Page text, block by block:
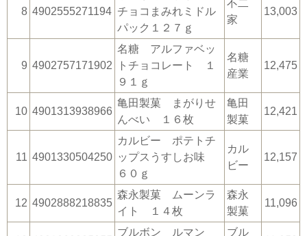
8 4902555271194 チョコまみれミドル
パック１２７ｇ
不二
家
13,003
9 4902757171902
名糖 アルファベッ
トチョコレート １
９１ｇ
名糖
産業
12,475
10 4901313938966
亀田製菓 まがりせ
んべい １６枚
亀田
製菓
12,421
11 4901330504250
カルビー ポテトチ
ップスうすしお味
６０ｇ
カル
ビー
12,157
12 4902888218835
森永製菓 ムーンラ
イト １４枚
森永
製菓
11,096
ブルボン ルマン
ブル